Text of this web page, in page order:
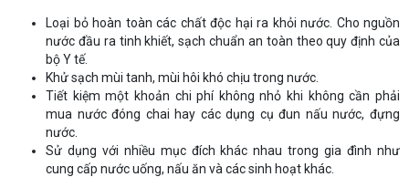
Loại bỏ hoàn toàn các chất độc hại ra khỏi nước. Cho nguồn
nước đầu ra tinh khiết, sạch chuẩn an toàn theo quy định của
bộ Y tế.
Khử sạch mùi tanh, mùi hôi khó chịu trong nước.
Tiết kiệm một khoản chi phí không nhỏ khi không cần phải
mua nước đóng chai hay các dụng cụ đun nấu nước, đựng
nước.
Sử dụng với nhiều mục đích khác nhau trong gia đình như
cung cấp nước uống, nấu ăn và các sinh hoạt khác.